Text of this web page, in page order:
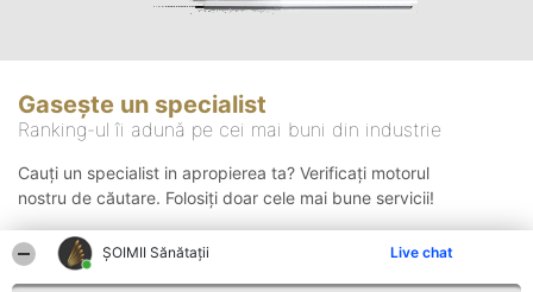
ŞOIMII Sănătații Live chat
Gasește un specialist
Ranking-ul îi adună pe cei mai buni din industrie
Cauți un specialist in apropierea ta? Verificați motorul
nostru de căutare. Folosiți doar cele mai bune servicii!